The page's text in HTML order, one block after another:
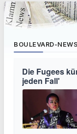
BOULEVARD-NEWS
Die Fugees
jeden Fall'